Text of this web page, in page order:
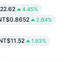
4.45%
2.64%
1.93%